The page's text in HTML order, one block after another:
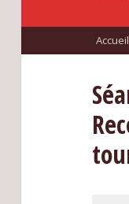
Accueil